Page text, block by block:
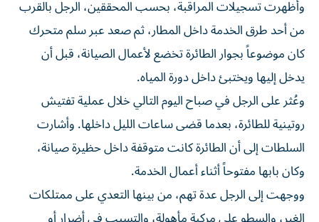
وأظهرت تسجيلات المراقبة، بحسب المحققين، الرجل بالقرب
من أحد طرق الخدمة داخل المطار، ثم صعد عبر سلم متحرك
كان موضوعاً بجوار الطائرة تخضع لأعمال الصيانة، قبل أن
يدخل إليها ويختبئ داخل دورة المياه.
وعُثر على الرجل في صباح اليوم التالي خلال عملية تفتيش
روتينية للطائرة، بعدما قضى ساعات الليل داخلها. وأشارت
السلطات إلى أن الطائرة كانت متوقفة داخل حظيرة صيانة،
وكان بابها مفتوحاً أثناء أعمال الخدمة.
ووجهت إلى الرجل عدة تهم، من بينها التعدي على ممتلكات